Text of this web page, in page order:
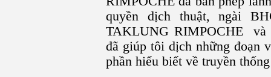
quyền dịch thuật, ngài
TAKLUNG RIMPOCHE và
đã giúp tôi dịch những đoạn
phần hiểu biết về truyền